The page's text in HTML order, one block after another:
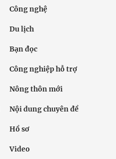
Công nghệ
Du lịch
Bạn đọc
Công nghiệp hỗ trợ
Nông thôn mới
Nội dung chuyên đề
Hồ sơ
Video